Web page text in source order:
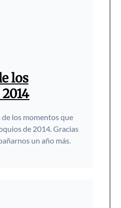
los
de los momentos que
de 2014. Gracias
un año más.